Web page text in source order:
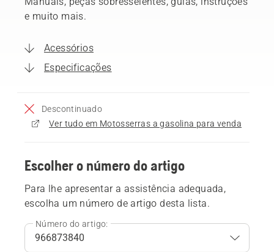
e muito mais.
Acessórios
Especificações
Descontinuado
Ver tudo em Motosserras a gasolina para venda
Escolher o número do artigo
Para lhe apresentar a assistência adequada,
escolha um número de artigo desta lista.
Número do artigo: